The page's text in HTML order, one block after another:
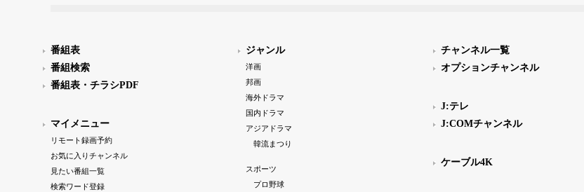
番組表
番組検索
番組表・チラシPDF
マイメニュー
リモート録画予約
お気に入りチャンネル
見たい番組一覧
検索ワード登録
ジャンル
洋画
邦画
海外ドラマ
国内ドラマ
アジアドラマ
韓流まつり
スポーツ
プロ野球
チャンネル一覧
オプションチャンネル
J:テレ
J:COMチャンネル
ケーブル4K